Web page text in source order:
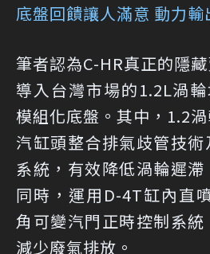
底盤回饋讓人滿意 動力
筆者認為C-HR真正的隱
導入台灣市場的1.2L渦
模組化底盤。其中，1.2
汽缸頭整合排氣歧管技
系統，有效降低渦輪遲滯
同時，運用D-4T缸內直
角可變汽門正時控制系
減少廢氣排放。